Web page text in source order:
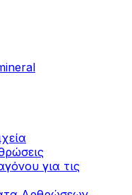
για τις